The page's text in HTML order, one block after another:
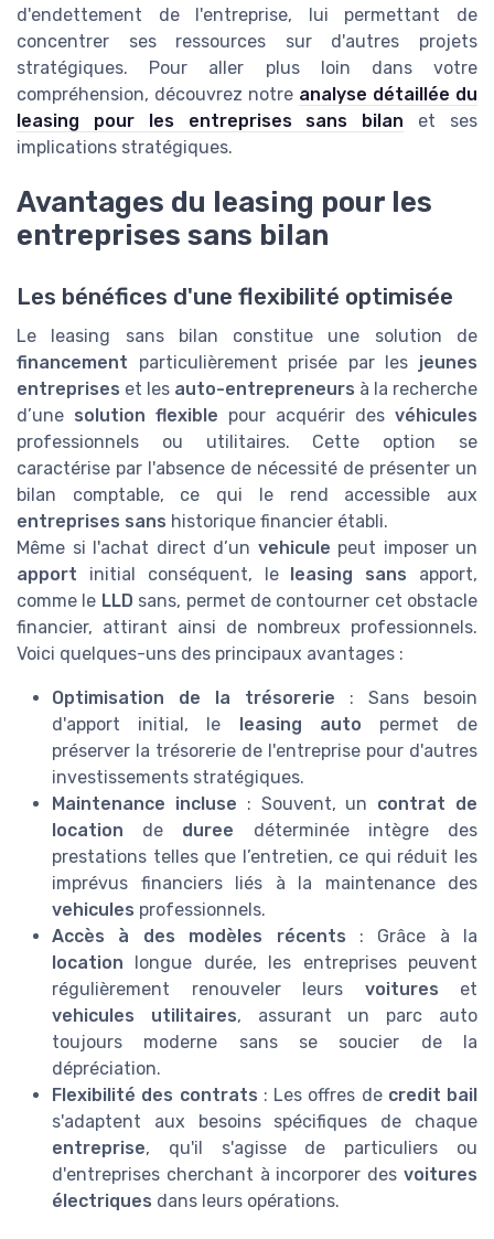
d'endettement de l'entreprise, lui permettant de
concentrer ses ressources sur d'autres projets
stratégiques. Pour aller plus loin dans votre
compréhension, découvrez notre analyse détaillée du
leasing pour les entreprises sans bilan et ses
implications stratégiques.
Avantages du leasing pour les
entreprises sans bilan
Les bénéfices d'une flexibilité optimisée
Le leasing sans bilan constitue une solution de
financement particulièrement prisée par les jeunes
entreprises et les auto-entrepreneurs à la recherche
d’une solution flexible pour acquérir des véhicules
professionnels ou utilitaires. Cette option se
caractérise par l'absence de nécessité de présenter un
bilan comptable, ce qui le rend accessible aux
entreprises sans historique financier établi.
Même si l'achat direct d’un vehicule peut imposer un
apport initial conséquent, le leasing sans apport,
comme le LLD sans, permet de contourner cet obstacle
financier, attirant ainsi de nombreux professionnels.
Voici quelques-uns des principaux avantages :
Optimisation de la trésorerie : Sans besoin
d'apport initial, le
leasing auto permet de
préserver la trésorerie de l'entreprise pour d'autres
investissements stratégiques.
Maintenance incluse : Souvent, un contrat de
location de duree déterminée intègre des
prestations telles que l’entretien, ce qui réduit les
imprévus financiers liés à la maintenance des
vehicules professionnels.
Accès à des modèles récents : Grâce à la
location longue durée, les entreprises peuvent
régulièrement renouveler leurs voitures et
vehicules utilitaires, assurant un parc auto
toujours moderne sans se soucier de la
dépréciation.
Flexibilité des contrats : Les offres de credit bail
s'adaptent aux besoins spécifiques de chaque
entreprise, qu'il s'agisse de particuliers ou
d'entreprises cherchant à incorporer des voitures
électriques dans leurs opérations.